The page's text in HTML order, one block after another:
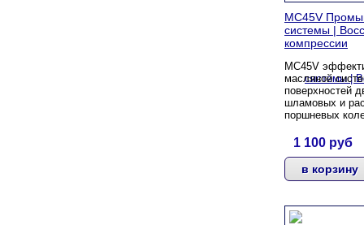
MC45V
системы |
компрессии
MC45V
масляной
поверхностей
шламовых и
поршневых
1 100 руб